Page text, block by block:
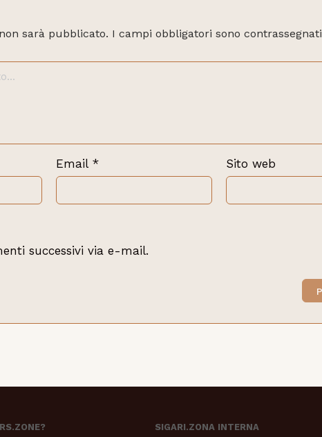
sarà pubblicato. I campi obbligatori sono contrassegnati
Email * Sito web
successivi via e-mail.
SIGARI.ZONA INTERNA